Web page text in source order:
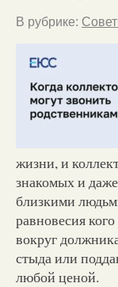
В рубрике:
жизни, и
знакомых и
близкими
равновесия
вокруг
стыда или
любой ценой.